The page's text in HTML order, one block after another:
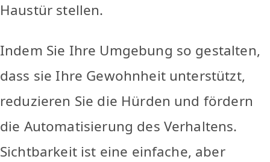
Haustür stellen.
Indem Sie Ihre Umgebung so gestalten,
dass sie Ihre Gewohnheit unterstützt,
reduzieren Sie die Hürden und fördern
die Automatisierung des Verhaltens.
Sichtbarkeit ist eine einfache, aber